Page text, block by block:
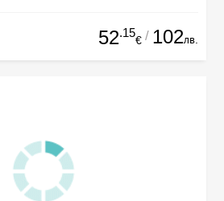
52.15
€ / 102лв.